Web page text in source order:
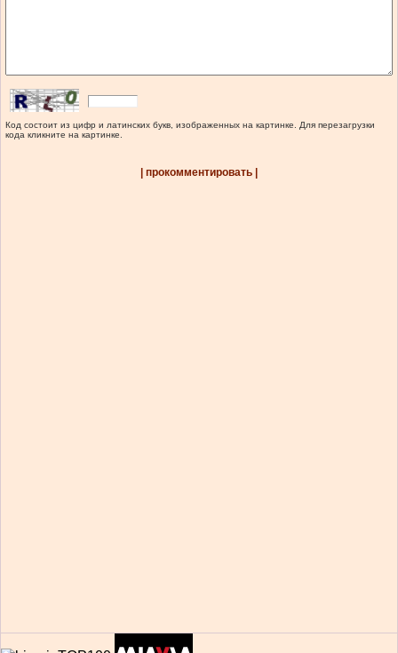
Код состоит из цифр и латинских букв, изображенных на картинке. Для перезагрузки
кода кликните на картинке.
| прокомментировать |